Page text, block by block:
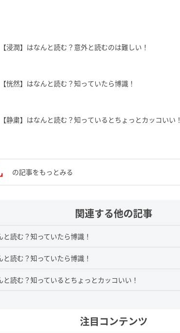
【浸潤】はなんと読む？意外と読むのは難しい！
【恍然】はなんと読む？知っていたら博識！
【静粛】はなんと読む？知っているとちょっとカッコいい！
の記事をもっとみる
関連する他の記事
と読む？知っていたら博識！
と読む？知っていたら博識！
と読む？知っているとちょっとカッコいい！
注目コンテンツ